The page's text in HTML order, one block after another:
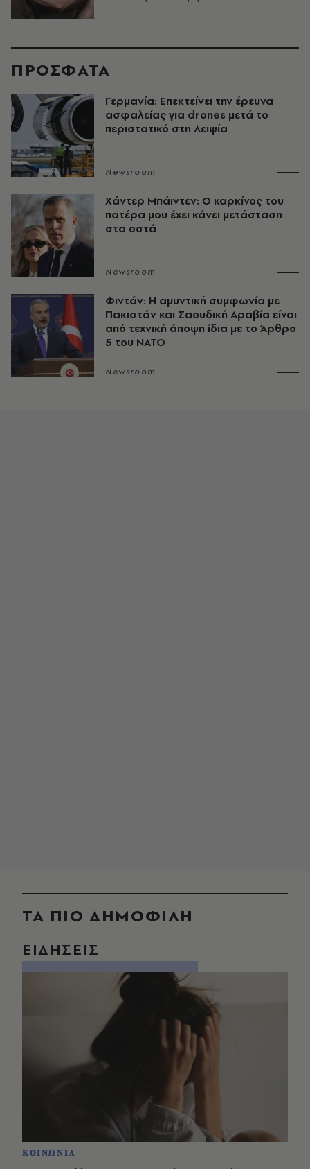
ΠΡΟΣΦΑΤΑ
Γερμανία: Επεκτείνει την έρευνα
ασφαλείας για drones μετά το
περιστατικό στη Λειψία
Newsroom
Χάντερ Μπάιντεν: Ο καρκίνος του
πατέρα μου έχει κάνει μετάσταση
στα οστά
Newsroom
Φιντάν: Η αμυντική συμφωνία με
Πακιστάν και Σαουδική Αραβία είναι
από τεχνική άποψη ίδια με τo Άρθρο
5 του ΝΑΤΟ
Newsroom
ΤΑ ΠΙΟ ΔΗΜΟΦΙΛΗ
ΕΙΔΗΣΕΙΣ
ΚΟΙΝΩΝΙΑ